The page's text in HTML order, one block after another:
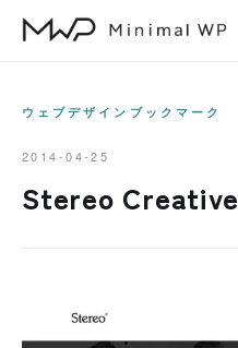
ウェブデザインブックマーク
2014-04-25
Stereo Creative